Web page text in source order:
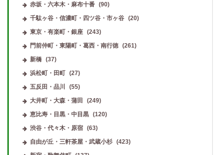
赤坂・六本木・麻布十番
(90)
千駄ヶ谷・信濃町・四ツ谷・市ヶ谷
(20)
東京・有楽町・銀座
(243)
門前仲町・東陽町・葛西・南行徳
(261)
新橋
(37)
浜松町・田町
(27)
五反田・品川
(55)
大井町・大森・蒲田
(249)
恵比寿・目黒・中目黒
(120)
渋谷・代々木・原宿
(63)
自由が丘・三軒茶屋・武蔵小杉
(423)